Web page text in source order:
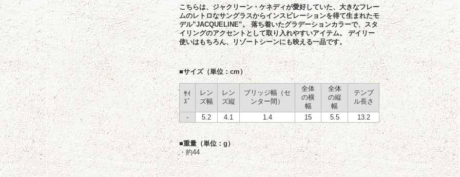
こちらは、ジャクリーン・ケネディが愛好していた、大きなフレー
ムのレトロなサングラスからインスピレーションを得て生まれたモ
デル”JACQUELINE”。 落ち着いたグラデーションカラーで、スタ
イリングのアクセントとして取り入れやすいアイテム。 デイリー
使いはもちろん、リゾートシーンにも映える一品です。
■サイズ（単位：cm）
ｻｲ
ｽﾞ
レン
ズ幅
レン
ズ縦
ブリッジ幅（セ
ンター間）
全体
の横
幅
全体
の縦
幅
テンプ
ル長さ
- 5.2 4.1 1.4 15 5.5 13.2
■重量（単位：g）
・約44